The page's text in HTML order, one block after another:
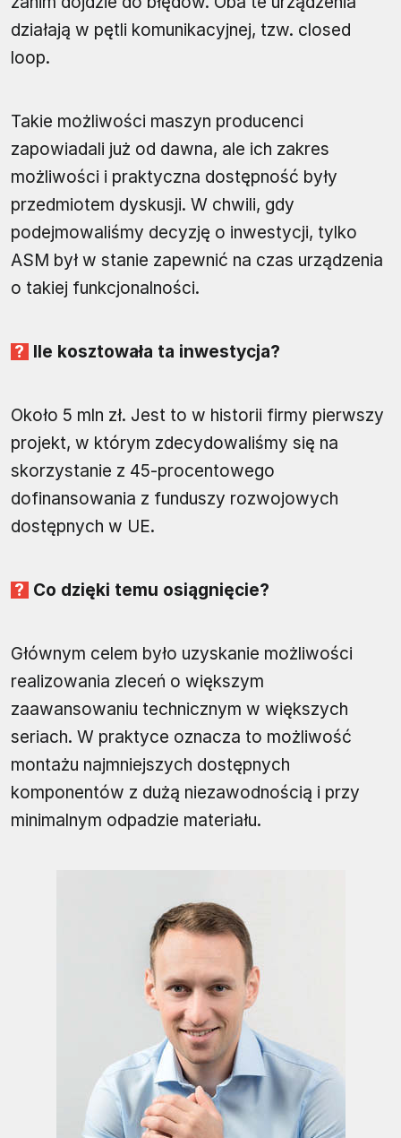
działają w pętli komunikacyjnej, tzw. closed
loop.
Takie możliwości maszyn producenci
zapowiadali już od dawna, ale ich zakres
możliwości i praktyczna dostępność były
przedmiotem dyskusji. W chwili, gdy
podejmowaliśmy decyzję o inwestycji, tylko
ASM był w stanie zapewnić na czas urządzenia
o takiej funkcjonalności.
Ile kosztowała ta inwestycja?
Około 5 mln zł. Jest to w historii firmy pierwszy
projekt, w którym zdecydowaliśmy się na
skorzystanie z 45-procentowego
dofinansowania z funduszy rozwojowych
dostępnych w UE.
Co dzięki temu osiągnięcie?
Głównym celem było uzyskanie możliwości
realizowania zleceń o większym
zaawansowaniu technicznym w większych
seriach. W praktyce oznacza to możliwość
montażu najmniejszych dostępnych
komponentów z dużą niezawodnością i przy
minimalnym odpadzie materiału.